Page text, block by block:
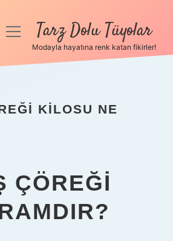
menüyüTarz Dolu Tüyolar
Modayla hayatına renk katan fikirler!
KILOSU NE
ÇÖREĞI